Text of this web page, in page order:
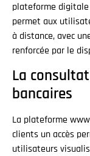
plateforme
permet aux
à distance, avec
renforcée par le
La
bancaires
La plateforme
clients un accès
utilisateurs